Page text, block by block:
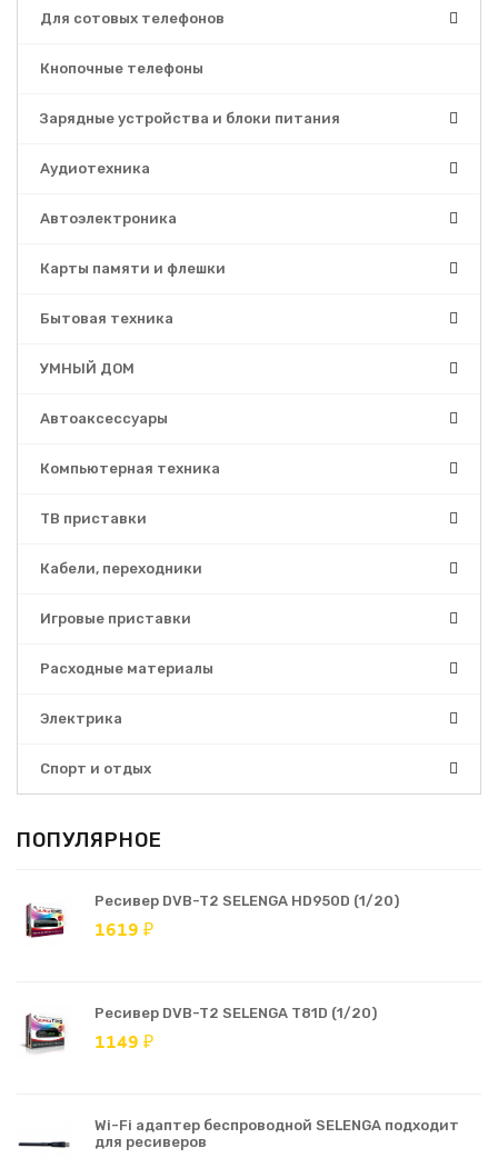
Для сотовых телефонов
Кнопочные телефоны
Зарядные устройства и блоки питания
Аудиотехника
Автоэлектроника
Карты памяти и флешки
Бытовая техника
УМНЫЙ ДОМ
Автоаксессуары
Компьютерная техника
ТВ приставки
Кабели, переходники
Игровые приставки
Расходные материалы
Электрика
Спорт и отдых
ПОПУЛЯРНОЕ
Ресивер DVB-T2 SELENGA HD950D (1/20)
1619 ₽
Ресивер DVB-T2 SELENGA T81D (1/20)
1149 ₽
Wi-Fi адаптер беспроводной SELENGA подходит
для ресиверов